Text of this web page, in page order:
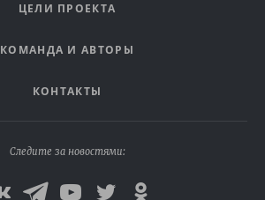
ЦЕЛИ ПРОЕКТА
КОМАНДА И АВТОРЫ
КОНТАКТЫ
Следите за новостями: